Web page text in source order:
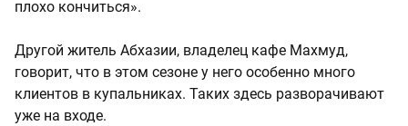
плохо кончиться».
Другой житель Абхазии, владелец кафе Махмуд,
говорит, что в этом сезоне у него особенно много
клиентов в купальниках. Таких здесь разворачивают
уже на входе.